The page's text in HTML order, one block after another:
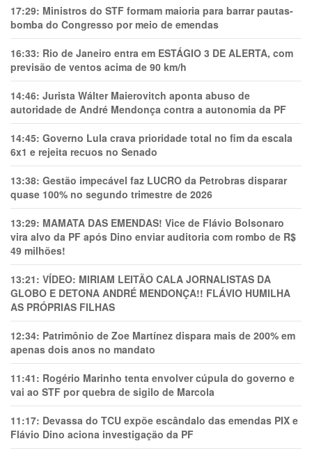
17:29: Ministros do STF formam maioria para barrar pautas-
bomba do Congresso por meio de emendas
16:33: Rio de Janeiro entra em ESTÁGIO 3 DE ALERTA, com
previsão de ventos acima de 90 km/h
14:46: Jurista Wálter Maierovitch aponta abuso de
autoridade de André Mendonça contra a autonomia da PF
14:45: Governo Lula crava prioridade total no fim da escala
6x1 e rejeita recuos no Senado
13:38: Gestão impecável faz LUCRO da Petrobras disparar
quase 100% no segundo trimestre de 2026
13:29: MAMATA DAS EMENDAS! Vice de Flávio Bolsonaro
vira alvo da PF após Dino enviar auditoria com rombo de R$
49 milhões!
13:21: VÍDEO: MIRIAM LEITÃO CALA JORNALISTAS DA
GLOBO E DETONA ANDRÉ MENDONÇA!! FLÁVIO HUMILHA
AS PRÓPRIAS FILHAS
12:34: Patrimônio de Zoe Martínez dispara mais de 200% em
apenas dois anos no mandato
11:41: Rogério Marinho tenta envolver cúpula do governo e
vai ao STF por quebra de sigilo de Marcola
11:17: Devassa do TCU expõe escândalo das emendas PIX e
Flávio Dino aciona investigação da PF